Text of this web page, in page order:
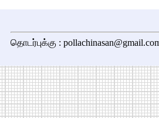
தொடர்புக்கு :